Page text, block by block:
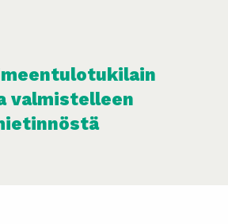
valmistelleen